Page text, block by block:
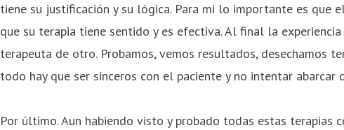
tiene su justificación y su lógica. Para mi lo importante es que
que su terapia tiene sentido y es efectiva. Al final la
terapeuta de otro. Probamos, vemos resultados, desechamos
todo hay que ser sinceros con el paciente y no intentar abarcar
Por último. Aun habiendo visto y probado todas estas terapias